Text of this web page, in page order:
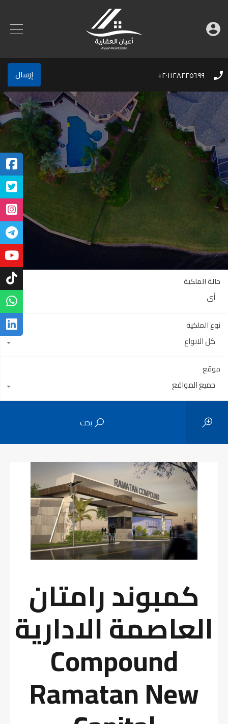
٢٠١١٢٨٢٢٥٦٩٩+ إرسال
حالة الملكية
أي
نوع الملكية
كل الانواع
موقع
جميع المواقع
بحث
كمبوند رامتان
العاصمة الادارية
Compound
Ramatan New